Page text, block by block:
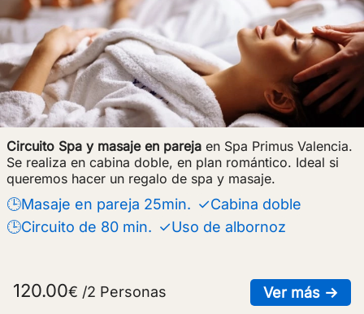
Circuito Spa y masaje en pareja en Spa Primus Valencia.
Se realiza en cabina doble, en plan romántico. Ideal si
queremos hacer un regalo de spa y masaje.
🕒Masaje en pareja 25min. ✓Cabina doble
🕒Circuito de 80 min. ✓Uso de albornoz
Ver más →
120.00€ /2 Personas